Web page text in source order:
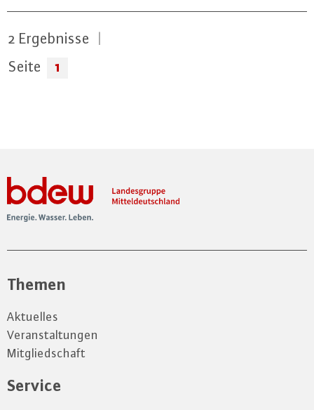
2 Ergebnisse |
Seite
1
Themen
Aktuelles
Veranstaltungen
Mitgliedschaft
Service